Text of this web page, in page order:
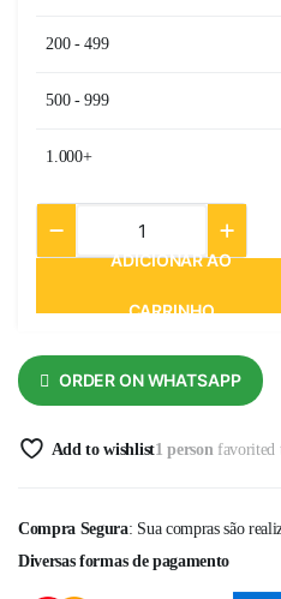
200 - 499
500 - 999
1.000+
ADICIONAR AO
CARRINHO
ORDER ON WHATSAPP
Add to wishlist1 personfavorited
Compra Segura: Sua compras são
Diversas formas de pagamento